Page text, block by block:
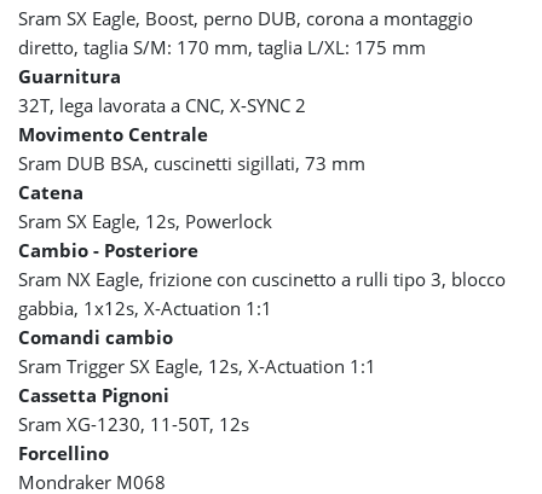
Sram SX Eagle, Boost, perno DUB, corona a montaggio
diretto, taglia S/M: 170 mm, taglia L/XL: 175 mm
Guarnitura
32T, lega lavorata a CNC, X-SYNC 2
Movimento Centrale
Sram DUB BSA, cuscinetti sigillati, 73 mm
Catena
Sram SX Eagle, 12s, Powerlock
Cambio - Posteriore
Sram NX Eagle, frizione con cuscinetto a rulli tipo 3, blocco
gabbia, 1x12s, X-Actuation 1:1
Comandi cambio
Sram Trigger SX Eagle, 12s, X-Actuation 1:1
Cassetta Pignoni
Sram XG-1230, 11-50T, 12s
Forcellino
Mondraker M068